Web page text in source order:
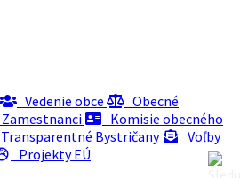
Vedenie obce
Obecné
Zamestnanci
Komisie obecného
Transparentné Bystričany
Voľby
Projekty EÚ